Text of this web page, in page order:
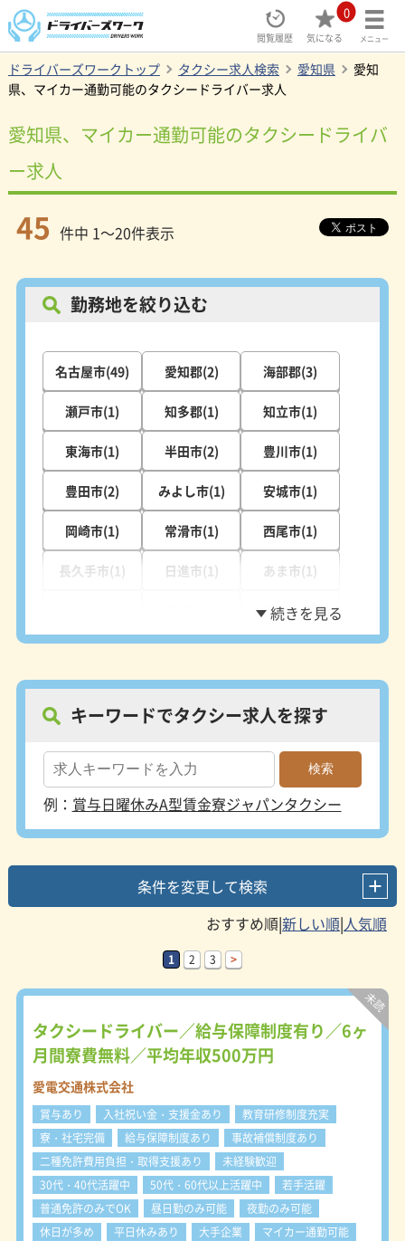
閲覧履歴
0
気になる メニュー
ドライバーズワークトップ タクシー求人検索 愛知県
愛知
県、マイカー通勤可能のタクシードライバー求人
愛知県、マイカー通勤可能のタクシードライバ
ー求人
45 件中 1～20件表示
勤務地を絞り込む
名古屋市(49) 愛知郡(2) 海部郡(3)
瀬戸市(1) 知多郡(1) 知立市(1)
東海市(1) 半田市(2) 豊川市(1)
豊田市(2) みよし市(1) 安城市(1)
岡崎市(1) 常滑市(1) 西尾市(1)
長久手市(1) 日進市(1) あま市(1)
稲沢市(1)
愛西市(1)
キーワードでタクシー求人を探す
例： 賞与日曜休みA型賃金寮ジャパンタクシー
条件を変更して検索
|
|
1 2 3 >
タクシードライバー／給与保障制度有り／6ヶ
月間寮費無料／平均年収500万円
愛電交通株式会社
賞与あり 入社祝い金・支援金あり
教育研修制度充実
寮・社宅完備
給与保障制度あり
事故補償制度あり
二種免許費用負担・取得支援あり
未経験歓迎
30代・40代活躍中
50代・60代以上活躍中
若手活躍
普通免許のみでOK
昼日勤のみ可能
夜勤のみ可能
休日が多め
平日休みあり 大手企業
マイカー通勤可能